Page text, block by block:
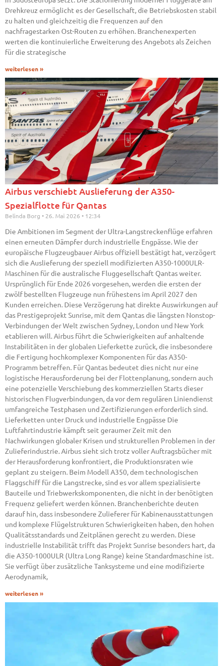
Drehkreuz ermöglicht es der Gesellschaft, die Betriebskosten stabil
zu halten und gleichzeitig die Frequenzen auf den
nachfragestarken Ost-Routen zu erhöhen. Branchenexperten
werten die kontinuierliche Erweiterung des Angebots als Zeichen
für die strategische
weiterlesen »
Airbus verschiebt Auslieferung der A350-
Spezialflotte für Qantas
Belinda Borg 26. Mai 2026 12:34
Die Ambitionen im Segment der Ultra-Langstreckenflüge erfahren
einen erneuten Dämpfer durch industrielle Engpässe. Wie der
europäische Flugzeugbauer Airbus offiziell bestätigt hat, verzögert
sich die Auslieferung der speziell modifizierten A350-1000ULR-
Maschinen für die australische Fluggesellschaft Qantas weiter.
Ursprünglich für Ende 2026 vorgesehen, werden die ersten der
zwölf bestellten Flugzeuge nun frühestens im April 2027 den
Kunden erreichen. Diese Verzögerung hat direkte Auswirkungen auf
das Prestigeprojekt Sunrise, mit dem Qantas die längsten Nonstop-
Verbindungen der Welt zwischen Sydney, London und New York
etablieren will. Airbus führt die Schwierigkeiten auf anhaltende
Instabilitäten in der globalen Lieferkette zurück, die insbesondere
die Fertigung hochkomplexer Komponenten für das A350-
Programm betreffen. Für Qantas bedeutet dies nicht nur eine
logistische Herausforderung bei der Flottenplanung, sondern auch
eine potenzielle Verschiebung des kommerziellen Starts dieser
historischen Flugverbindungen, da vor dem regulären Liniendienst
umfangreiche Testphasen und Zertifizierungen erforderlich sind.
Lieferketten unter Druck und industrielle Engpässe Die
Luftfahrtindustrie kämpft seit geraumer Zeit mit den
Nachwirkungen globaler Krisen und strukturellen Problemen in der
Zulieferindustrie. Airbus sieht sich trotz voller Auftragsbücher mit
der Herausforderung konfrontiert, die Produktionsraten wie
geplant zu steigern. Beim Modell A350, dem technologischen
Flaggschiff für die Langstrecke, sind es vor allem spezialisierte
Bauteile und Triebwerkskomponenten, die nicht in der benötigten
Frequenz geliefert werden können. Branchenberichte deuten
darauf hin, dass insbesondere Zulieferer für Kabinenausstattungen
und komplexe Flügelstrukturen Schwierigkeiten haben, den hohen
Qualitätsstandards und Zeitplänen gerecht zu werden. Diese
industrielle Instabilität trifft das Projekt Sunrise besonders hart, da
die A350-1000ULR (Ultra Long Range) keine Standardmaschine ist.
Sie verfügt über zusätzliche Tanksysteme und eine modifizierte
Aerodynamik,
weiterlesen »